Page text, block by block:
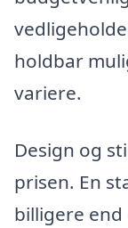
holdbar
variere.
Design og
prisen. En
billigere